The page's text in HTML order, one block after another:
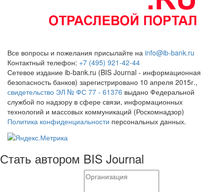
Все вопросы и пожелания присылайте на info@ib-bank.ru
Контактный телефон: +7 (495) 921-42-44
Сетевое издание ib-bank.ru (BIS Journal - информационная
безопасность банков) зарегистрировано 10 апреля 2015г.,
свидетельство ЭЛ № ФС 77 - 61376 выдано Федеральной
службой по надзору в сфере связи, информационных
технологий и массовых коммуникаций (Роскомнадзор)
Политика конфиденциальности персональных данных.
Стать автором BIS Journal